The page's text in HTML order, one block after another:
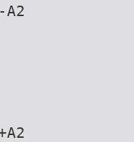
A2